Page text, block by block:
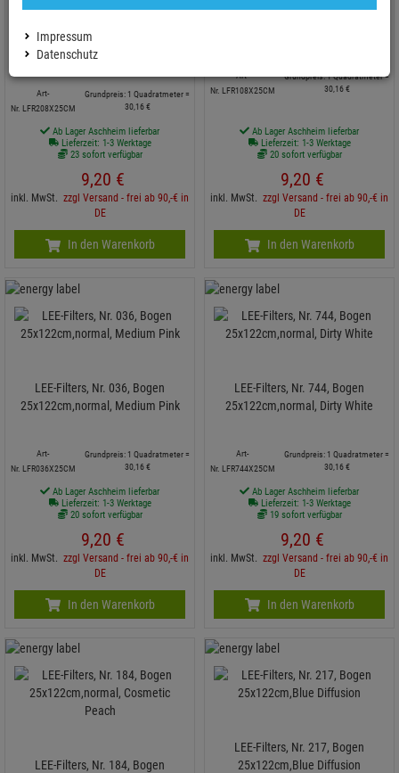
25x122cm,C.T.Orange + .6 Neutral
Density
Art-
Nr. LFR208X25CM
Grundpreis: 1 Quadratmeter =
30,16 €
Ab Lager Aschheim lieferbar
Lieferzeit: 1-3 Werktage
23 sofort verfügbar
9,20 €
inkl. MwSt. zzgl Versand - frei ab 90,-€ in
DE
In den Warenkorb
LEE-Filters, Nr. 108, Bogen
Art-
Nr. LFR108X25CM
Grundpreis: 1 Quadratmeter =
30,16 €
Ab Lager Aschheim lieferbar
Lieferzeit: 1-3 Werktage
20 sofort verfügbar
9,20 €
inkl. MwSt. zzgl Versand - frei ab 90,-€ in
DE
In den Warenkorb
LEE-Filters, Nr. 036, Bogen
25x122cm,normal, Medium Pink
Art-
Nr. LFR036X25CM
Grundpreis: 1 Quadratmeter =
30, 16 €
Ab Lager Aschheim lieferbar
Lieferzeit: 1-3 Werktage
20 sofort verfügbar
9,20 €
inkl. MwSt. zzgl Versand - frei ab 90,-€ in
DE
In den Warenkorb
LEE-Filters, Nr. 744, Bogen
25x122cm,normal, Dirty White
Art-
Nr. LFR744X25CM
Grundpreis: 1 Quadratmeter =
30, 16 €
Ab Lager Aschheim lieferbar
Lieferzeit: 1-3 Werktage
19 sofort verfügbar
9,20 €
inkl. MwSt. zzgl Versand - frei ab 90,-€ in
DE
In den Warenkorb
LEE-Filters, Nr. 184, Bogen
LEE-Filters, Nr. 217, Bogen
25x122cm,Blue Diffusion
Impressum
Datenschutz